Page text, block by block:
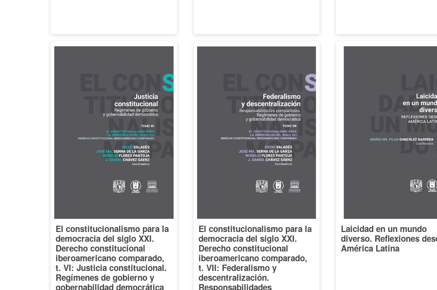
El constitucionalismo para la
democracia del siglo XXI.
Derecho constitucional
iberoamericano comparado,
t. VI: Justicia constitucional.
Regímenes de gobierno y
gobernabilidad democrática
El constitucionalismo para la
democracia del siglo XXI.
Derecho constitucional
iberoamericano comparado,
t. VII: Federalismo y
descentralización.
Responsabilidades
Laicidad en un mundo
diverso. Reflexiones
América Latina